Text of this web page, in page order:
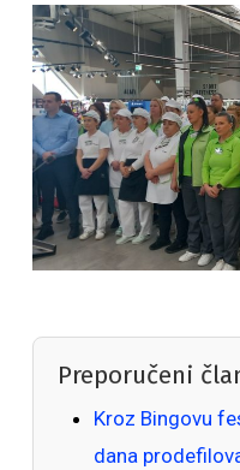
Preporučeni
Kroz Bingovu
dana